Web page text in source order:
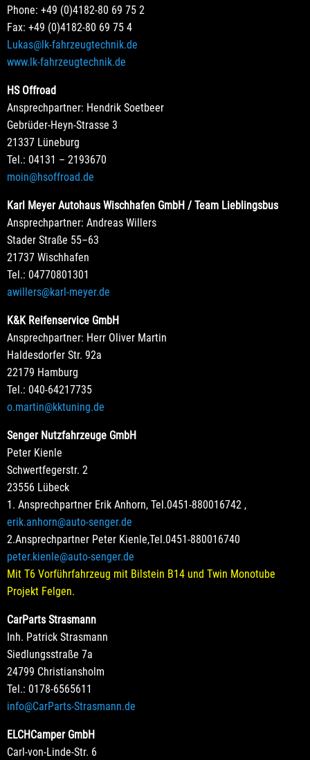
Phone: +49 (0)4182-80 69 75 2
Fax: +49 (0)4182-80 69 75 4
Lukas@lk-fahrzeugtechnik.de
www.lk-fahrzeugtechnik.de
HS Offroad
Ansprechpartner: Hendrik Soetbeer
Gebrüder-Heyn-Strasse 3
21337 Lüneburg
Tel.: 04131 – 2193670
moin@hsoffroad.de
Karl Meyer Autohaus Wischhafen GmbH / Team Lieblingsbus
Ansprechpartner: Andreas Willers
Stader Straße 55–63
21737 Wischhafen
Tel.: 04770801301
awillers@karl-meyer.de
K&K Reifenservice GmbH
Ansprechpartner: Herr Oliver Martin
Haldesdorfer Str. 92a
22179 Hamburg
Tel.: 040-64217735
o.martin@kktuning.de
Senger Nutzfahrzeuge GmbH
Peter Kienle
Schwertfegerstr. 2
23556 Lübeck
1. Ansprechpartner Erik Anhorn, Tel.0451-880016742 ,
erik.anhorn@auto-senger.de
2.Ansprechpartner Peter Kienle,Tel.0451-880016740
peter.kienle@auto-senger.de
Mit T6 Vorführfahrzeug mit Bilstein B14 und Twin Monotube
Projekt Felgen.
CarParts Strasmann
Inh. Patrick Strasmann
Siedlungsstraße 7a
24799 Christiansholm
Tel.: 0178-6565611
info@CarParts-Strasmann.de
ELCHCamper GmbH
Carl-von-Linde-Str. 6